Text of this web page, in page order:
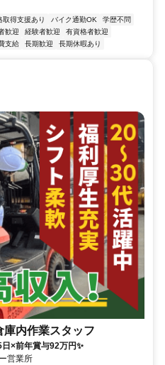
取得支援あり バイク通勤OK
学歴不問
歓迎 経験者歓迎
有資格者歓迎
支給 長期歓迎 長期休暇あり
庫内作業スタッフ
日×前年賞与92万円✨
営業所